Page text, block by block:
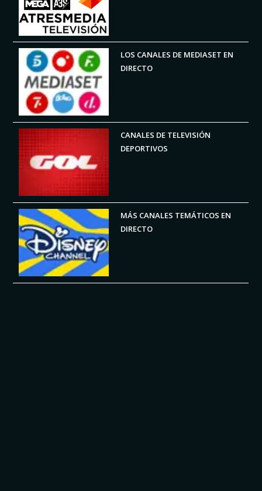
LOS CANALES DE MEDIASET EN
DIRECTO
CANALES DE TELEVISIÓN
DEPORTIVOS
MÁS CANALES TEMÁTICOS EN
DIRECTO